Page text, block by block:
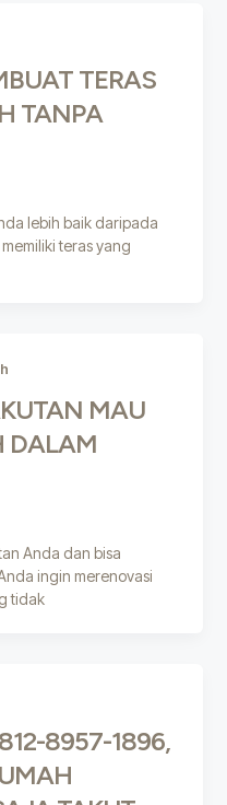
TERAS
TANPA
lebih baik daripada
teras yang
MAU
DALAM
Anda dan bisa
ingin merenovasi
tidak
8957-1896,